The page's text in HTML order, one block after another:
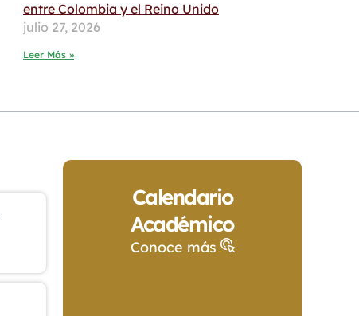
entre Colombia y el Reino Unido
julio 27, 2026
Leer Más »
Calendario
Académico
Conoce más